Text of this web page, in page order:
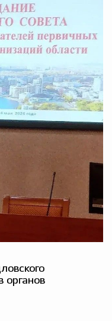
органов